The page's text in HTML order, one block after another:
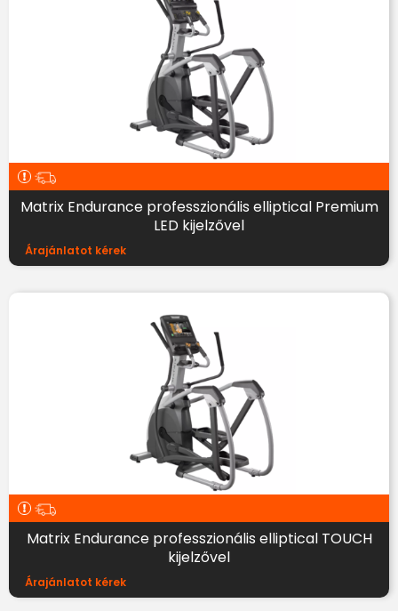
Matrix Endurance professzionális elliptical Premium
LED kijelzővel
Árajánlatot kérek
Matrix Endurance professzionális elliptical TOUCH
kijelzővel
Árajánlatot kérek